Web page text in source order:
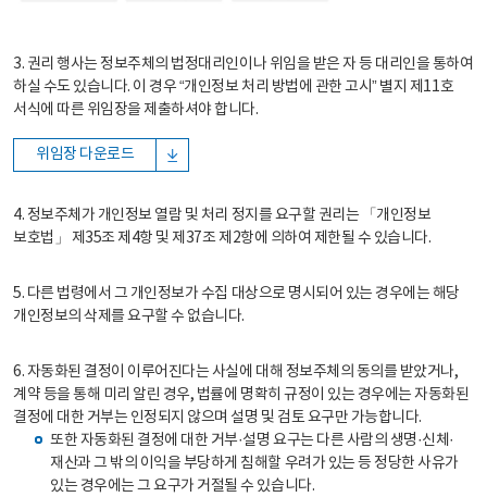
3. 권리 행사는 정보주체의 법정대리인이나 위임을 받은 자 등 대리인을 통하여
하실 수도 있습니다. 이 경우 “개인정보 처리 방법에 관한 고시” 별지 제11호
서식에 따른 위임장을 제출하셔야 합니다.
위임장 다운로드
4. 정보주체가 개인정보 열람 및 처리 정지를 요구할 권리는 「개인정보
보호법」 제35조 제4항 및 제37조 제2항에 의하여 제한될 수 있습니다.
5. 다른 법령에서 그 개인정보가 수집 대상으로 명시되어 있는 경우에는 해당
개인정보의 삭제를 요구할 수 없습니다.
6. 자동화된 결정이 이루어진다는 사실에 대해 정보주체의 동의를 받았거나,
계약 등을 통해 미리 알린 경우, 법률에 명확히 규정이 있는 경우에는 자동화된
결정에 대한 거부는 인정되지 않으며 설명 및 검토 요구만 가능합니다.
또한 자동화된 결정에 대한 거부·설명 요구는 다른 사람의 생명·신체·
재산과 그 밖의 이익을 부당하게 침해할 우려가 있는 등 정당한 사유가
있는 경우에는 그 요구가 거절될 수 있습니다.